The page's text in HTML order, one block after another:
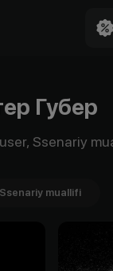
Губер
Ssenariy
Ssenariy muallifi